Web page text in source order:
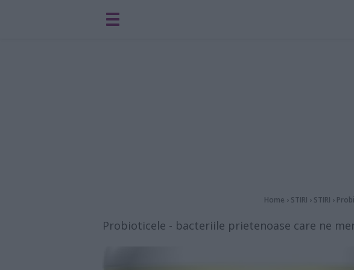
Home › STIRI › STIRI ›
Probioticele - bacteriile prietenoase care ne